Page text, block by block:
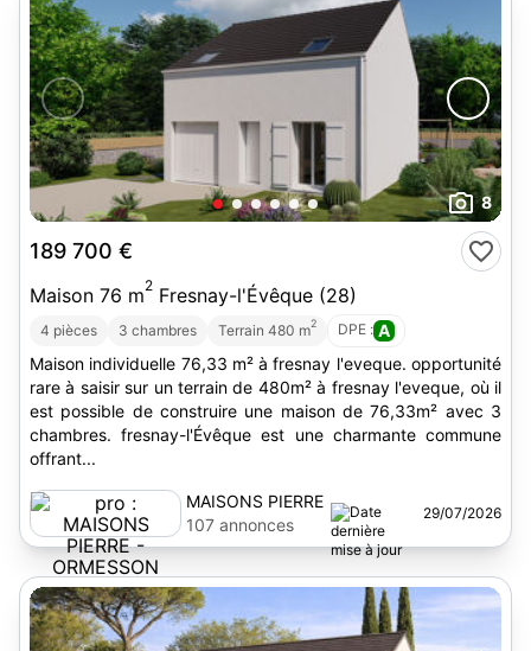
8
189 700 €
Maison 76 m2 Fresnay-l'Évêque (28)
4 pièces 3 chambres Terrain 480 m2 DPE : A
Maison individuelle 76,33 m² à fresnay l'eveque. opportunité
rare à saisir sur un terrain de 480m² à fresnay l'eveque, où il
est possible de construire une maison de 76,33m² avec 3
chambres. fresnay-l'Évêque est une charmante commune
offrant...
MAISONS PIERRE
- ORMESSON
107 annonces
29/07/2026